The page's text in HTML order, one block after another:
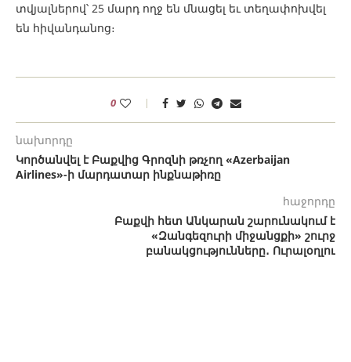
տվյալներով՝ 25 մարդ ողջ են մնացել եւ տեղափոխվել
են հիվանդանոց։
0
նախորդը
Կործանվել է Բաքվից Գրոզնի թռչող «Azerbaijan
Airlines»-ի մարդատար ինքնաթիռը
հաջորդը
Բաքվի հետ Անկարան շարունակում է
«Զանգեզուրի միջանցքի» շուրջ
բանակցությունները․ Ուրալօղլու